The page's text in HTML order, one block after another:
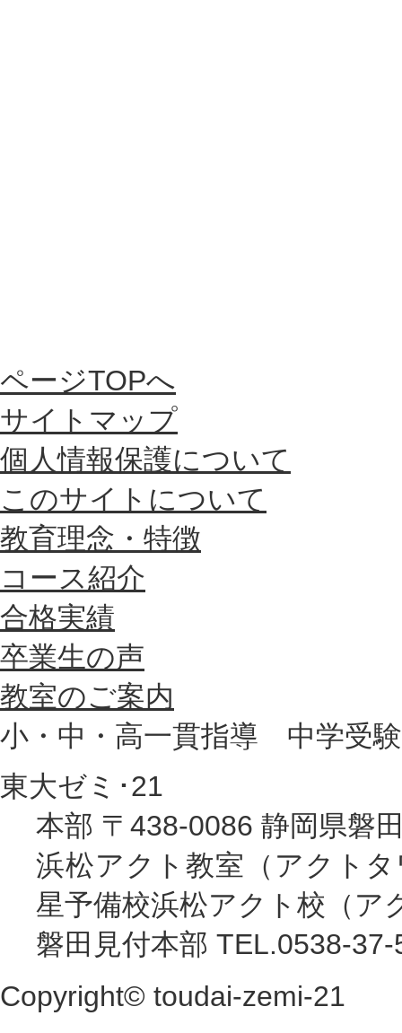
ページTOPへ
サイトマップ
個人情報保護について
このサイトについて
教育理念・特徴
コース紹介
合格実績
卒業生の声
教室のご案内
小・中・高一貫指導 中学受
東大ゼミ･21
本部 〒438-0086 静岡県磐
浜松アクト教室（アクト
星予備校浜松アクト校（ア
磐田見付本部 TEL.0538-37-
Copyright© toudai-zemi-21